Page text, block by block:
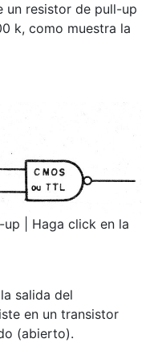
un resistor de pull-up
k, como muestra la
| Haga click en la
salida del
en un transistor
(abierto).